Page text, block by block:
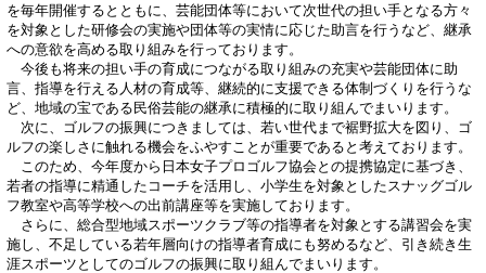
を毎年開催するとともに、芸能団体等において次世代の担い手となる方々
を対象とした研修会の実施や団体等の実情に応じた助言を行うなど、継承
への意欲を高める取り組みを行っております。
今後も将来の担い手の育成につながる取り組みの充実や芸能団体に助
言、指導を行える人材の育成等、継続的に支援できる体制づくりを行うな
ど、地域の宝である民俗芸能の継承に積極的に取り組んでまいります。
次に、ゴルフの振興につきましては、若い世代まで裾野拡大を図り、ゴ
ルフの楽しさに触れる機会をふやすことが重要であると考えております。
このため、今年度から日本女子プロゴルフ協会との提携協定に基づき、
若者の指導に精通したコーチを活用し、小学生を対象としたスナッグゴル
フ教室や高等学校への出前講座等を実施しております。
さらに、総合型地域スポーツクラブ等の指導者を対象とする講習会を実
施し、不足している若年層向けの指導者育成にも努めるなど、引き続き生
涯スポーツとしてのゴルフの振興に取り組んでまいります。